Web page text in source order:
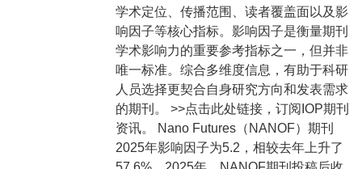
学术定位、传播范围、读者覆盖面以及影
响因子等核心指标。影响因子是衡量期刊
学术影响力的重要参考指标之一，但并非
唯一标准。综合多维度信息，有助于科研
人员选择更契合自身研究方向和发表需求
的期刊。 >>点击此处链接，订阅IOP期刊
资讯。 Nano Futures（NANOF）期刊
2025年影响因子为5.2，相较去年上升了